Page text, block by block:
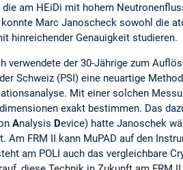
die am HEiDi mit hohem
Marc Janoscheck sowohl die
hinreichender Genauigkeit studieren.
verwendete der 30-Jährige zum
Schweiz (PSI) eine neuartige
Mit einer solchen
exakt bestimmen. Das
Analysis Device) hatte Janoschek
Am FRM II kann MuPAD auf den
am POLI auch das vergleichbare